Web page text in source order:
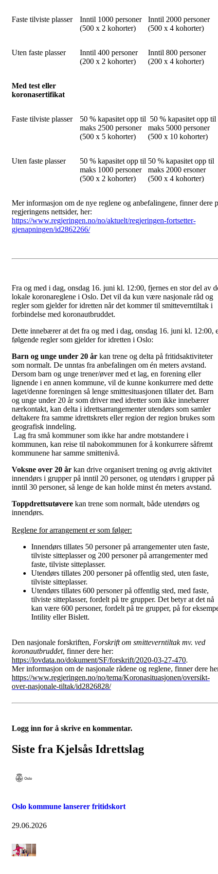
Faste tilviste plasser
Inntil 1000 personer
(500 x 2 kohorter)
Inntil 2000 personer
(500 x 4 kohorter)
Uten faste plasser
Inntil 400 personer
(200 x 2 kohorter)
Inntil 800 personer
(200 x 4 kohorter)
Med test eller
koronasertifikat
Faste tilviste plasser
50 % kapasitet opp til
maks 2500 personer
(500 x 5 kohorter)
50 % kapasitet opp til
maks 5000 personer
(500 x 10 kohorter)
Uten faste plasser
50 % kapasitet opp til
maks 1000 personer
(500 x 2 kohorter)
50 % kapasitet opp til
maks 2000 ersoner
(500 x 4 kohorter)
Mer informasjon om de nye reglene og anbefalingene, finner dere
regjeringens nettsider, her:
https://www.regjeringen.no/no/aktuelt/regjeringen-fortsetter-
gjenapningen/id2862266/
Fra og med i dag, onsdag 16. juni kl. 12:00, fjernes en stor del av
lokale koronareglene i Oslo. Det vil da kun være nasjonale råd og
regler som gjelder for idretten når det kommer til smitteverntiltak i
forbindelse med koronautbruddet.
Dette innebærer at det fra og med i dag, onsdag 16. juni kl. 12:00,
følgende regler som gjelder for idretten i Oslo:
Barn og unge under 20 år kan trene og delta på fritidsaktiviteter
som normalt. De unntas fra anbefalingen om én meters avstand.
Dersom barn og unge trener/øver med et lag, en forening eller
lignende i en annen kommune, vil de kunne konkurrere med dette
laget/denne foreningen så lenge smittesituasjonen tillater det. Barn
og unge under 20 år som driver med idretter som ikke innebærer
nærkontakt, kan delta i idrettsarrangementer utendørs som samler
deltakere fra samme idrettskrets eller region der region brukes som
geografisk inndeling.
Lag fra små kommuner som ikke har andre motstandere i
kommunen, kan reise til nabokommunen for å konkurrere såfremt
kommunene har samme smittenivå.
Voksne over 20 år kan drive organisert trening og øvrig aktivitet
innendørs i grupper på inntil 20 personer, og utendørs i grupper på
inntil 30 personer, så lenge de kan holde minst én meters avstand.
Toppdrettsutøvere kan trene som normalt, både utendørs og
innendørs.
Reglene for arrangement er som følger:
Innendørs tillates 50 personer på arrangementer uten faste,
tilviste sitteplasser og 200 personer på arrangementer med
faste, tilviste sitteplasser.
Utendørs tillates 200 personer på offentlig sted, uten faste,
tilviste sitteplasser.
Utendørs tillates 600 personer på offentlig sted, med faste,
tilviste sitteplasser, fordelt på tre grupper. Det betyr at det nå
kan være 600 personer, fordelt på tre grupper, på for
Intility eller Bislett.
Den nasjonale forskriften, Forskrift om smitteverntiltak mv. ved
koronautbruddet, finner dere her:
https://lovdata.no/dokument/SF/forskrift/2020-03-27-470.
Mer informasjon om de nasjonale rådene og reglene, finner dere
https://www.regjeringen.no/no/tema/Koronasituasjonen/oversikt-
over-nasjonale-tiltak/id2826828/
Logg inn for å skrive en kommentar.
Siste fra Kjelsås Idrettslag
Oslo kommune lanserer fritidskort
29.06.2026